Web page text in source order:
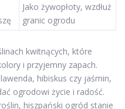
Jako żywopłoty, wzdłuż
granic ogrodu
kwitnących, które
i przyjemny zapach.
hibiskus czy jaśmin,
ogrodowi życie i radość.
hiszpański ogród stanie